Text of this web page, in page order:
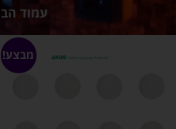
עמוד
מבצע!